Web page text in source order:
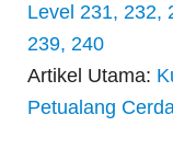
Level 231, 232,
239, 240
Artikel Utama:
Petualang